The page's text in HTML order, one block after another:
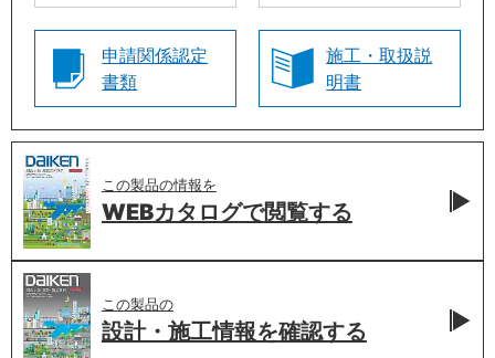
申請関係認定
書類
施工・取扱説
明書
この製品の情報を
WEBカタログで閲覧する
この製品の
設計・施工情報を確認する